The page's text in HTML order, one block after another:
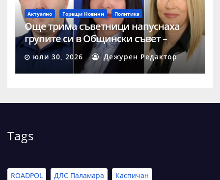
Актуално Горещи Новини Политика
Още трима съветници напуснаха
групите си в Общински съвет –
Шумен
юли 30, 2026 Дежурен Редактор
Tags
ROADPOL ДЛС Паламара Каспичан